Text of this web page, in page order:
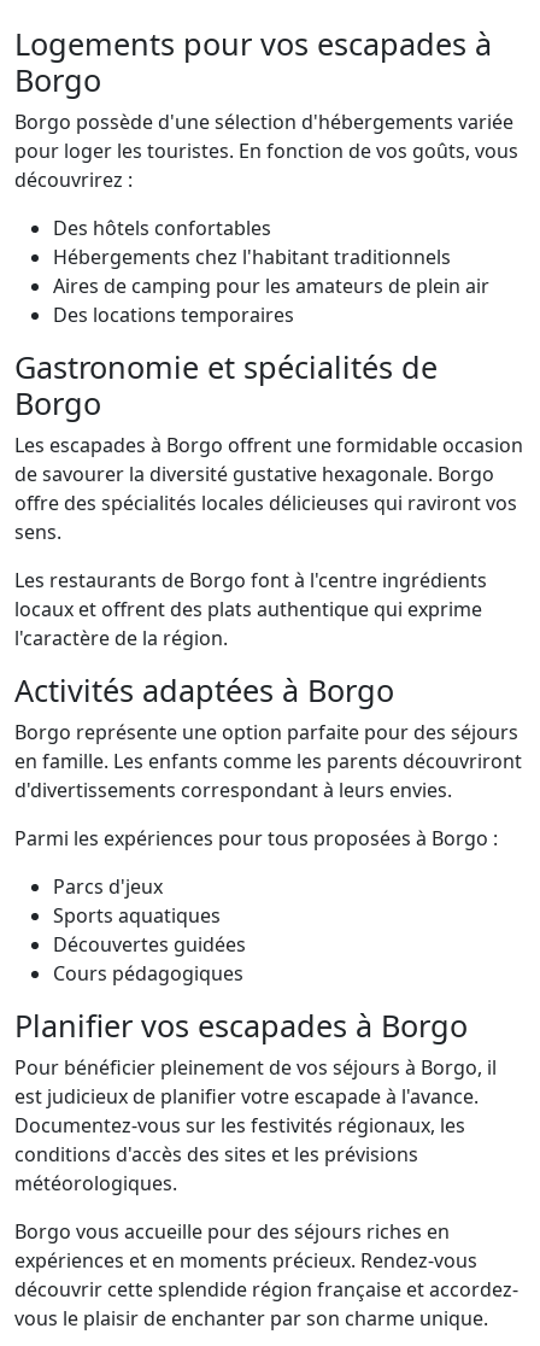
Logements pour vos escapades à
Borgo
Borgo possède d'une sélection d'hébergements variée
pour loger les touristes. En fonction de vos goûts, vous
découvrirez :
Des hôtels confortables
Hébergements chez l'habitant traditionnels
Aires de camping pour les amateurs de plein air
Des locations temporaires
Gastronomie et spécialités de
Borgo
Les escapades à Borgo offrent une formidable occasion
de savourer la diversité gustative hexagonale. Borgo
offre des spécialités locales délicieuses qui raviront vos
sens.
Les restaurants de Borgo font à l'centre ingrédients
locaux et offrent des plats authentique qui exprime
l'caractère de la région.
Activités adaptées à Borgo
Borgo représente une option parfaite pour des séjours
en famille. Les enfants comme les parents découvriront
d'divertissements correspondant à leurs envies.
Parmi les expériences pour tous proposées à Borgo :
Parcs d'jeux
Sports aquatiques
Découvertes guidées
Cours pédagogiques
Planifier vos escapades à Borgo
Pour bénéficier pleinement de vos séjours à Borgo, il
est judicieux de planifier votre escapade à l'avance.
Documentez-vous sur les festivités régionaux, les
conditions d'accès des sites et les prévisions
météorologiques.
Borgo vous accueille pour des séjours riches en
expériences et en moments précieux. Rendez-vous
découvrir cette splendide région française et accordez-
vous le plaisir de enchanter par son charme unique.